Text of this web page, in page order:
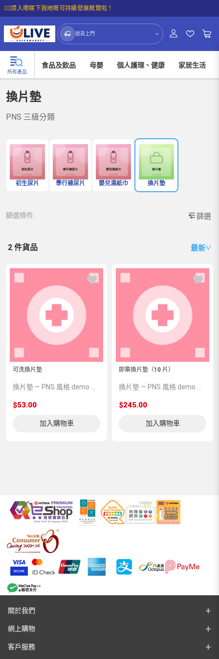
☝🏼㩒入嚟睇下我哋嘅可持續發展概覽啦！
送貨上門
所有產品
食品及飲品 母嬰 個人護理、健康 家居生活
換片墊
PNS 三級分類
初生尿片 學行褲尿片 嬰兒濕紙巾 換片墊
篩選條件: 篩選
2 件貨品 最新∨
可洗換片墊
$53.00
加入購物車
即棄換片墊（10 片）
$245.00
加入購物車
關於我們
網上購物
客戶服務